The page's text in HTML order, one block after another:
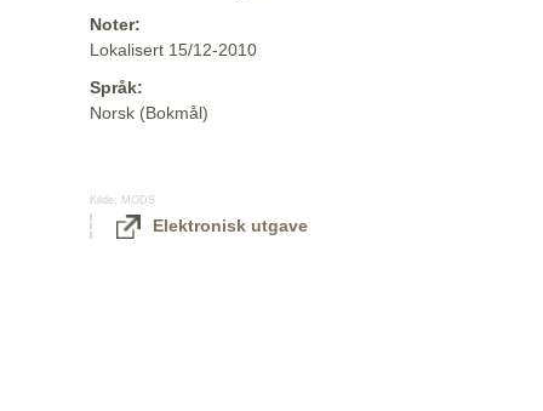
Noter:
Lokalisert 15/12-2010
Språk:
Norsk (Bokmål)
Kilde: MODS
Elektronisk utgave